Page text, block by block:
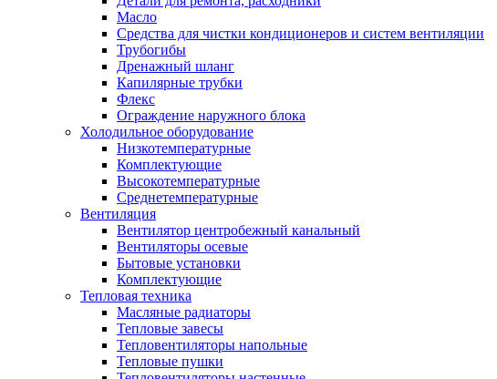
Масло
Средства для чистки кондиционеров и систем вентиляции
Трубогибы
Дренажный шланг
Капилярные трубки
Флекс
Ограждение наружного блока
Холодильное оборудование
Низкотемпературные
Комплектующие
Высокотемпературные
Среднетемпературные
Вентиляция
Вентилятор центробежный канальный
Вентиляторы осевые
Бытовые установки
Комплектующие
Тепловая техника
Масляные радиаторы
Тепловые завесы
Тепловентиляторы напольные
Тепловые пушки